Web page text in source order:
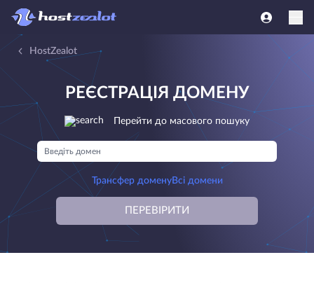
HostZealot
РЕЄСТРАЦІЯ ДОМЕНУ
Перейти до масового пошуку
Трансфер доменуВсі домени
ПЕРЕВІРИТИ